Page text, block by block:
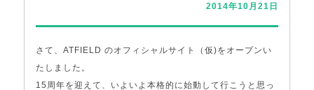
2014年10月21日
さて、ATFIELD のオフィシャルサイト（仮)をオープンい
たしました。
15周年を迎えて、いよいよ本格的に始動して行こうと思っ